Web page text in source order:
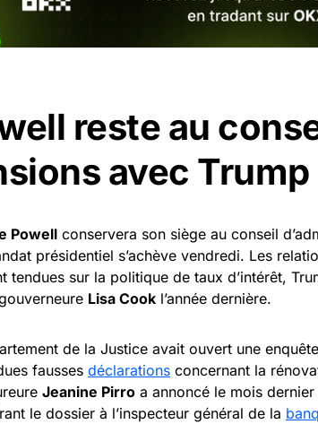
reste au
avec Trump
Powell conservera son siège au conseil
présidentiel s’achève vendredi. Les
tendues sur la politique de taux d’intérêt,
Lisa Cook l’année dernière.
de la Justice avait ouvert une
fausses déclarations concernant la
Jeanine Pirro a annoncé le mois
le dossier à l’inspecteur général de la